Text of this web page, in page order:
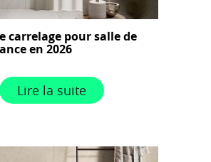
carrelage pour salle de
en 2026
Lire la suite